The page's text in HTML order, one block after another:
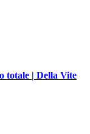
totale | Della Vite